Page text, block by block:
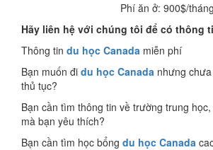
Phí ăn ở: 900$/
Hãy liên hệ với chúng tôi để có thông
Thông tin du học Canada miễn phí
Bạn muốn đi du học Canada nhưng
thủ tục?
Bạn cần tìm thông tin về trường trung
mà bạn yêu thích?
Bạn cần tìm học bổng du học Canada